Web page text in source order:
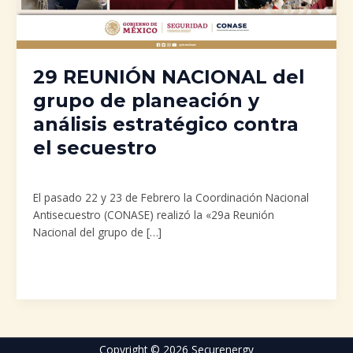
29 REUNIÓN NACIONAL del
grupo de planeación y
análisis estratégico contra
el secuestro
El pasado 22 y 23 de Febrero la Coordinación Nacional
Antisecuestro (CONASE) realizó la «29a Reunión
Nacional del grupo de […]
análisis
contra
el
secuestro
Copyright © 2026 Securenergy